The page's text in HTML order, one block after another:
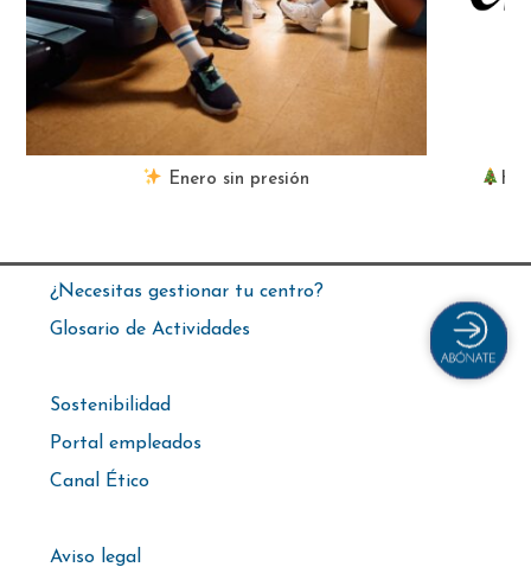
Enero sin presión
¿Necesitas gestionar tu centro?
Glosario de Actividades
Sostenibilidad
Portal empleados
Canal Ético
Aviso legal